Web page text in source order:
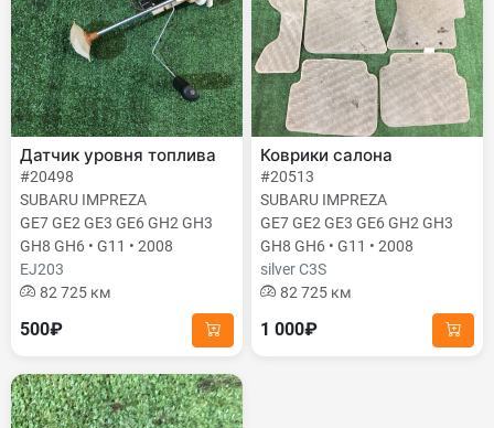
Датчик уровня топлива
#20498
SUBARU IMPREZA
GE7 GE2 GE3 GE6 GH2 GH3
GH8 GH6 • G11 • 2008
EJ203
82 725 км
500₽
Коврики салона
#20513
SUBARU IMPREZA
GE7 GE2 GE3 GE6 GH2 GH3
GH8 GH6 • G11 • 2008
silver C3S
82 725 км
1 000₽